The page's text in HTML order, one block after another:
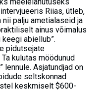
Riias, ütleb,
palju ametialaseid ja
ainus võimalus
abiellub”.
pidutsejate
kulutas möödunud
lennule. Asjatundjad on
seltskonnad
keskmiselt $600-